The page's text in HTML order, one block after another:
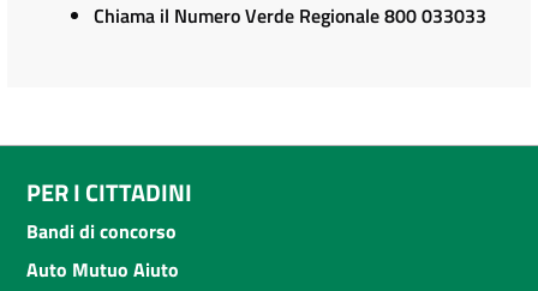
Chiama il Numero Verde Regionale 800 033033
PER I CITTADINI
Bandi di concorso
Auto Mutuo Aiuto